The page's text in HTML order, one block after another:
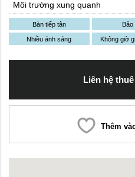
Môi trường xung quanh
Bàn tiếp tân Bảo
Nhiều ánh sáng Không giờ
Liên hệ
Thêm